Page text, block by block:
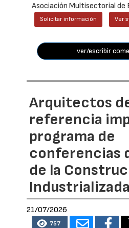
Asociación Multisectorial de
Solicitar información Ver
ver/escribir
Arquitectos
referencia
programa de
conferencias
de la
Industrializada
21/07/2026
757